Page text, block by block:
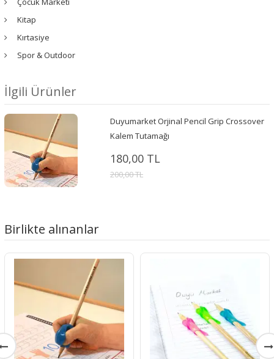
Kitap
Kırtasiye
Spor & Outdoor
İlgili Ürünler
Duyumarket Orjinal Pencil Grip Crossover
Kalem Tutamağı
180,00 TL
200,00 TL
Birlikte alınanlar